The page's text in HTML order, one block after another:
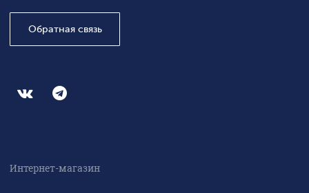
Обратная связь
Интернет-магазин